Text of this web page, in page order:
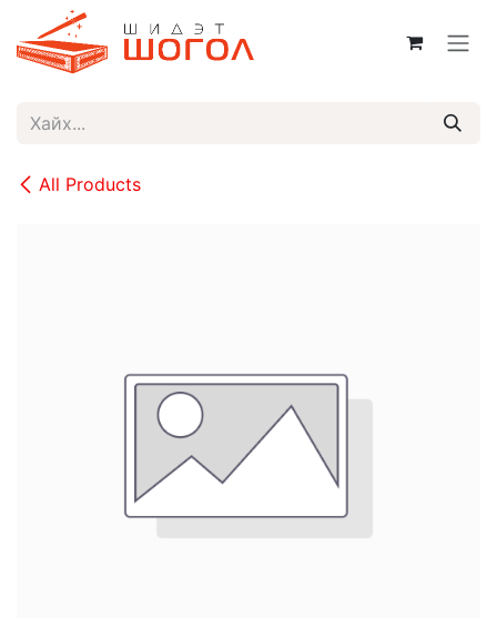
Skip to Content
All Products